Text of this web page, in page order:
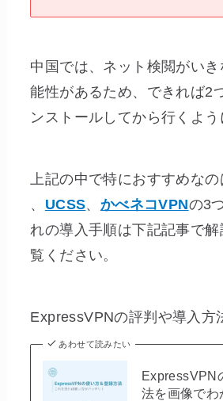
中国では、ネット検閲がい
能性があるため、できれば2
ンストールしてから行くよう
上記の中で特におすすめなの
、 UCSS、 かべネコVPNの3
れの導入手順は下記記事で
覧ください。
ExpressVPNの評判や導入方
あわせて読みたい
ExpressVPN
法を画像でわ